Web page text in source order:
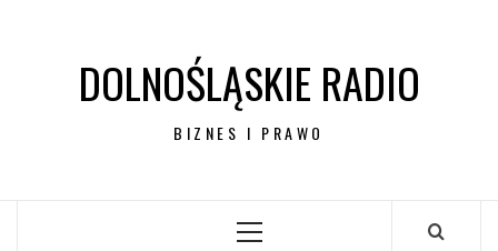
DOLNOŚLĄSKIE RADIO
BIZNES I PRAWO
Menu